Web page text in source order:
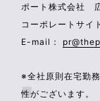
ポート株式会社
コーポレートサイ
E-mail：
※全社原則在宅勤
性がございます。